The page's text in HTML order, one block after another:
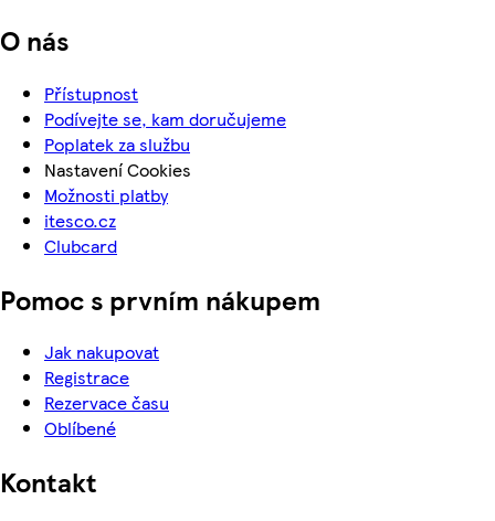
O nás
Přístupnost
Podívejte se, kam doručujeme
Poplatek za službu
Nastavení Cookies
Možnosti platby
itesco.cz
Clubcard
Pomoc s prvním nákupem
Jak nakupovat
Registrace
Rezervace času
Oblíbené
Kontakt